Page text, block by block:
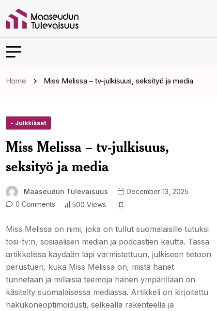
Home Miss Melissa – tv-julkisuus, seksityö ja media
- Julkkikset
Miss Melissa – tv-julkisuus,
seksityö ja media
Maaseudun Tulevaisuus
December 13, 2025
0 Comments
500 Views
Miss Melissa on nimi, joka on tullut suomalaisille tutuksi
tosi-tv:n, sosiaalisen median ja podcastien kautta. Tässä
artikkelissa käydään läpi varmistettuun, julkiseen tietoon
perustuen, kuka Miss Melissa on, mistä hänet
tunnetaan ja millaisia teemoja hänen ympärillään on
käsitelty suomalaisessa mediassa. Artikkeli on kirjoitettu
hakukoneoptimoidusti, selkeällä rakenteella ja